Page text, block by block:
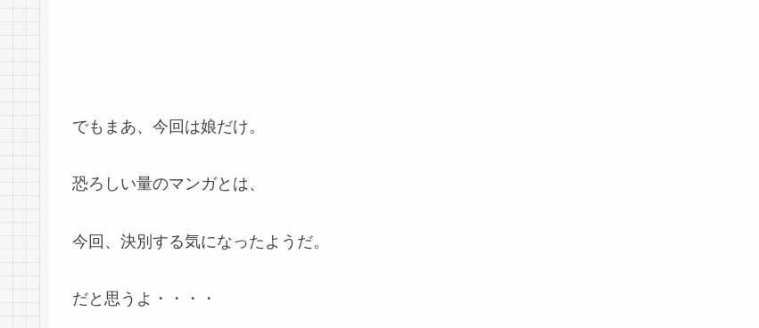
でもまあ、今回は娘だけ。
恐ろしい量のマンガとは、
今回、決別する気になったようだ。
だと思うよ・・・・